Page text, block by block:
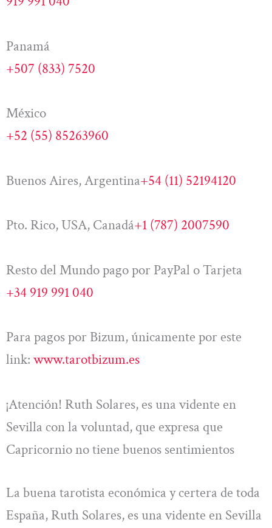
Panamá
+507 (833) 7520
México
+52 (55) 85263960
Buenos Aires, Argentina+54 (11) 52194120
Pto. Rico, USA, Canadá+1 (787) 2007590
Resto del Mundo pago por PayPal o Tarjeta
+34 919 991 040
Para pagos por Bizum, únicamente por este
link: www.tarotbizum.es
¡Atención! Ruth Solares, es una vidente en
Sevilla con la voluntad, que expresa que
Capricornio no tiene buenos sentimientos
La buena tarotista económica y certera de toda
España, Ruth Solares, es una vidente en Sevilla